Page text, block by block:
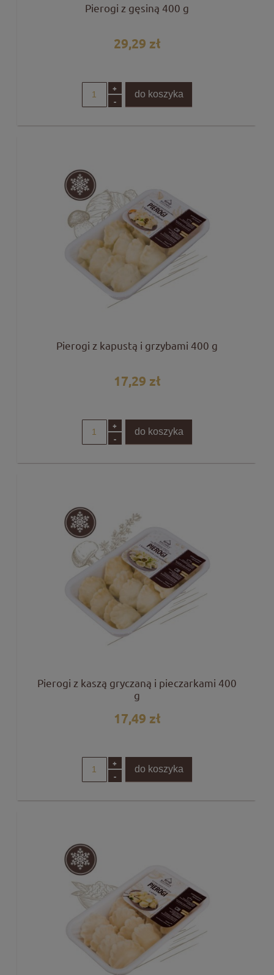
Pierogi z gęsiną 400 g
29,29 zł
+
-
do koszyka
Pierogi z kapustą i grzybami 400 g
17,29 zł
+
-
do koszyka
Pierogi z kaszą gryczaną i pieczarkami 400
g
17,49 zł
+
-
do koszyka